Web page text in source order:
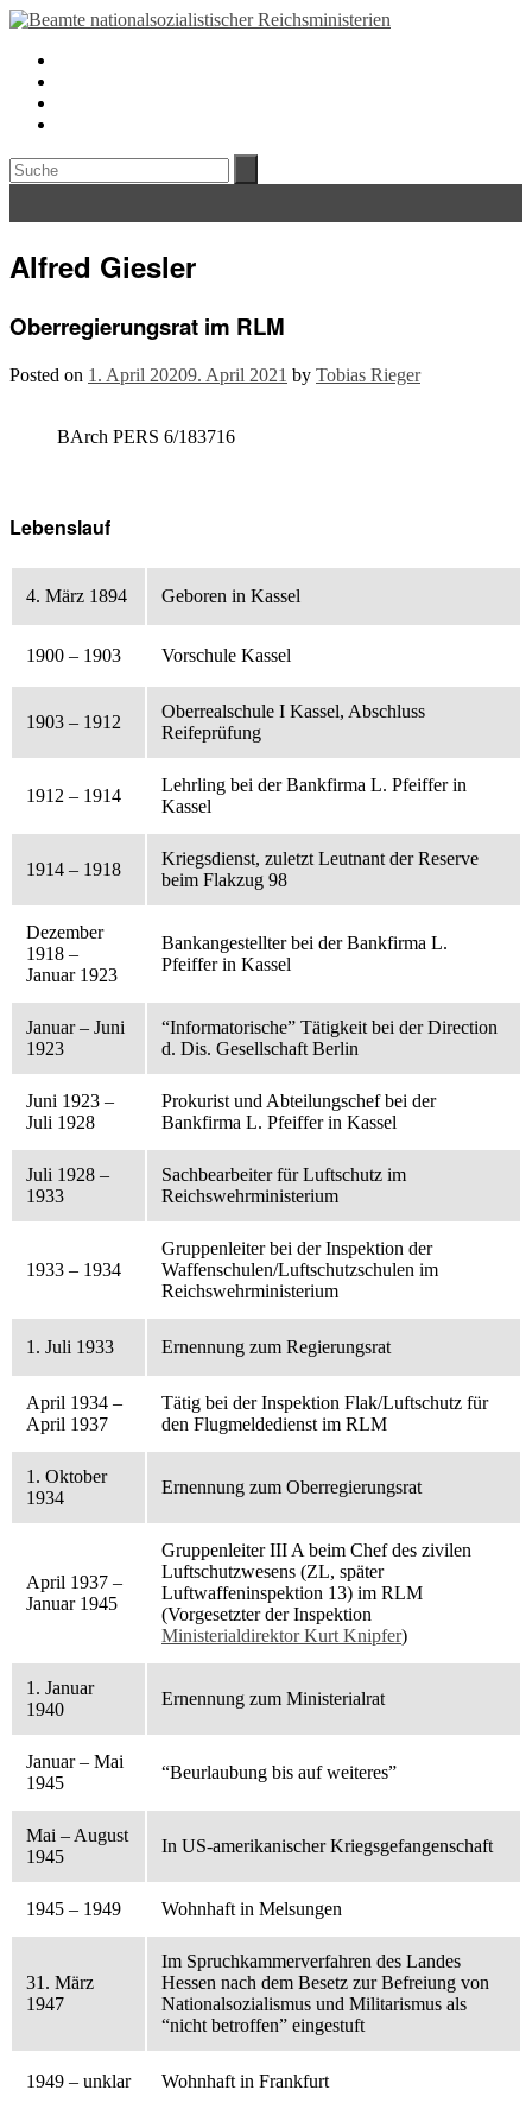
Alfred Giesler
Oberregierungsrat im RLM
Posted on 1. April 20209. April 2021 by Tobias Rieger
BArch PERS 6/183716
Lebenslauf
4. März 1894 Geboren in Kassel
1900 – 1903 Vorschule Kassel
1903 – 1912
Oberrealschule I Kassel, Abschluss
Reifeprüfung
1912 – 1914
Lehrling bei der Bankfirma L. Pfeiffer in
Kassel
1914 – 1918
Kriegsdienst, zuletzt Leutnant der Reserve
beim Flakzug 98
Dezember
1918 –
Januar 1923
Bankangestellter bei der Bankfirma L.
Pfeiffer in Kassel
Januar – Juni
1923
“Informatorische” Tätigkeit bei der Direction
d. Dis. Gesellschaft Berlin
Juni 1923 –
Juli 1928
Prokurist und Abteilungschef bei der
Bankfirma L. Pfeiffer in Kassel
Juli 1928 –
1933
Sachbearbeiter für Luftschutz im
Reichswehrministerium
1933 – 1934
Gruppenleiter bei der Inspektion der
Waffenschulen/Luftschutzschulen im
Reichswehrministerium
1. Juli 1933 Ernennung zum Regierungsrat
April 1934 –
April 1937
Tätig bei der Inspektion Flak/Luftschutz für
den Flugmeldedienst im RLM
1. Oktober
1934
Ernennung zum Oberregierungsrat
April 1937 –
Januar 1945
Gruppenleiter III A beim Chef des zivilen
Luftschutzwesens (ZL, später
Luftwaffeninspektion 13) im RLM
(Vorgesetzter der Inspektion
Ministerialdirektor Kurt Knipfer)
1. Januar
1940
Ernennung zum Ministerialrat
Januar – Mai
1945
“Beurlaubung bis auf weiteres”
Mai – August
1945
In US-amerikanischer Kriegsgefangenschaft
1945 – 1949 Wohnhaft in Melsungen
31. März
1947
Im Spruchkammerverfahren des Landes
Hessen nach dem Besetz zur Befreiung von
Nationalsozialismus und Militarismus als
“nicht betroffen” eingestuft
1949 – unklar Wohnhaft in Frankfurt